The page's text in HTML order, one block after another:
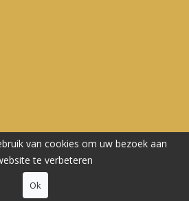
Word lid
van cookies om uw bezoek aan
te verbeteren
Ok